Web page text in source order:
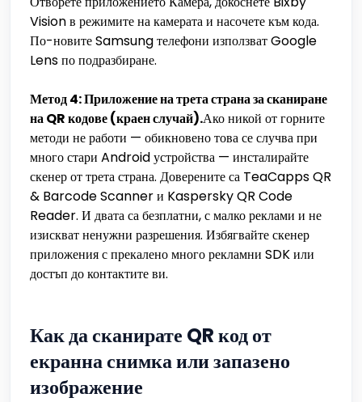
Vision в режимите на камерата и насочете към кода.
По-новите Samsung телефони използват Google
Lens по подразбиране.
Метод 4: Приложение на трета страна за сканиране
на QR кодове (краен случай).Ако никой от горните
методи не работи — обикновено това се случва при
много стари Android устройства — инсталирайте
скенер от трета страна. Доверените са TeaCapps QR
& Barcode Scanner и Kaspersky QR Code
Reader. И двата са безплатни, с малко реклами и не
изискват ненужни разрешения. Избягвайте скенер
приложения с прекалено много рекламни SDK или
достъп до контактите ви.
Как да сканирате QR код от
екранна снимка или запазено
изображение